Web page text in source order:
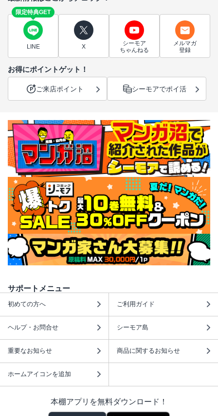
限定特典GET
LINE X
シーモア
ちゃんねる
メルマガ
登録
お得にポイントゲット！
ご来店ポイント シーモアでポイ活
サポートメニュー
初めての方へ ご利用ガイド
ヘルプ・お問合せ シーモア島
重要なお知らせ 商品に関するお知らせ
ホームアイコンを追加
本棚アプリを無料ダウンロード！